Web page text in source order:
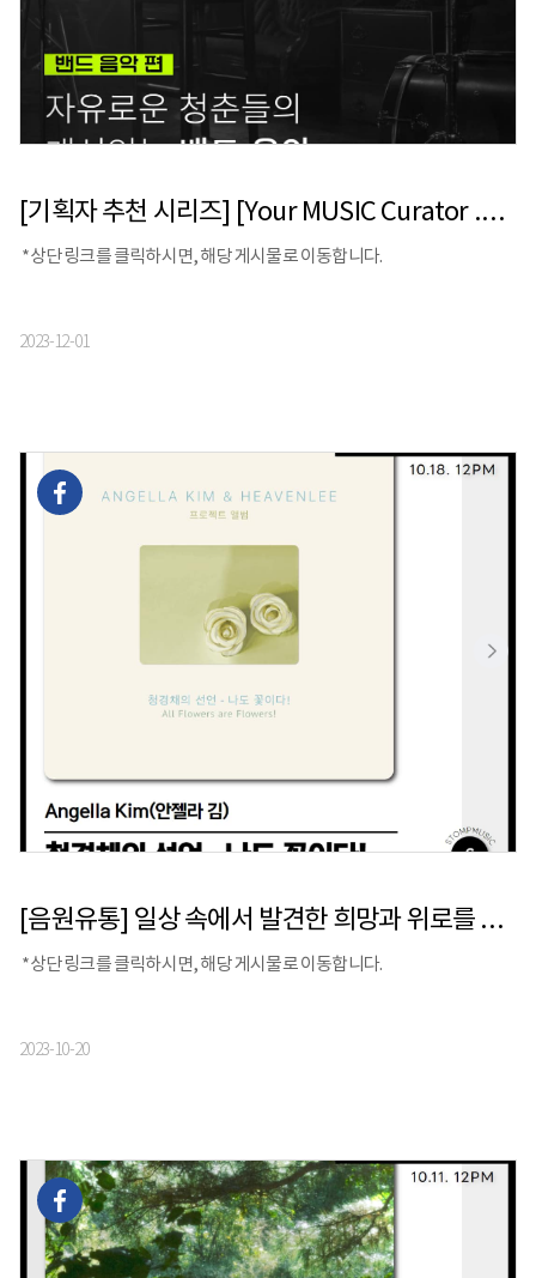
[기획자 추천 시리즈] [Your MUSIC Curator .4] 밴드 음악 편
*상단 링크를 클릭하시면, 해당 게시물로 이동합니다.
2023-12-01
[음원유통] 일상 속에서 발견한 희망과 위로를 음악으로 전하는 피아니스트 Angella Kim(안젤라 김)의 싱글 앨범 [청경채의 선언 - 나도 꽃이다!]발매
*상단 링크를 클릭하시면, 해당 게시물로 이동합니다.
2023-10-20